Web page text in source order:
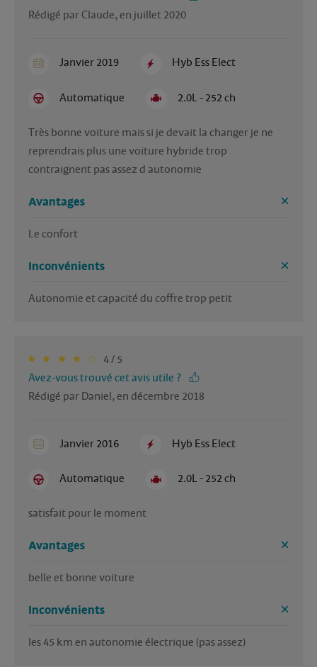
Rédigé par Claude, en juillet 2020
Janvier 2019 Hyb Ess Elect
Automatique 2.0L - 252 ch
Très bonne voiture mais si je devait la changer je ne
reprendrais plus une voiture hybride trop
contraignent pas assez d autonomie
Avantages
Le confort
Inconvénients
Autonomie et capacité du coffre trop petit
4 / 5
Avez-vous trouvé cet avis utile ?
Rédigé par Daniel, en décembre 2018
Janvier 2016 Hyb Ess Elect
Automatique 2.0L - 252 ch
satisfait pour le moment
Avantages
belle et bonne voiture
Inconvénients
les 45 km en autonomie électrique (pas assez)